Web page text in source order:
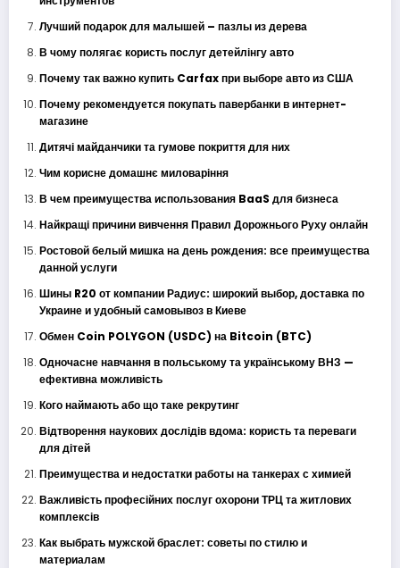
Лучший подарок для малышей – пазлы из дерева
В чому полягає користь послуг детейлінгу авто
Почему так важно купить Carfax при выборе авто из США
Почему рекомендуется покупать павербанки в интернет-
магазине
Дитячі майданчики та гумове покриття для них
Чим корисне домашнє миловаріння
В чем преимущества использования BaaS для бизнеса
Найкращі причини вивчення Правил Дорожнього Руху онлайн
Ростовой белый мишка на день рождения: все преимущества
данной услуги
Шины R20 от компании Радиус: широкий выбор, доставка по
Украине и удобный самовывоз в Киеве
Обмен Coin POLYGON (USDC) на Bitcoin (BTC)
Одночасне навчання в польському та українському ВНЗ —
ефективна можливість
Кого наймають або що таке рекрутинг
Відтворення наукових дослідів вдома: користь та переваги
для дітей
Преимущества и недостатки работы на танкерах с химией
Важливість професійних послуг охорони ТРЦ та житлових
комплексів
Как выбрать мужской браслет: советы по стилю и
материалам